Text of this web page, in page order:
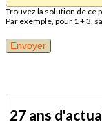
Trouvez la solution de ce
Par exemple, pour 1 + 3,
27 ans